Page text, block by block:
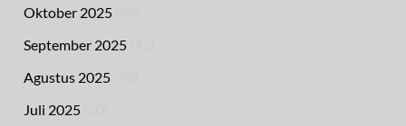
Oktober 2025
September 2025
Agustus 2025
Juli 2025